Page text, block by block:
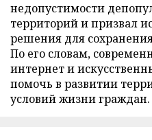
недопустимости
территорий и призвал
решения для
По его словам,
интернет и
помочь в развитии
условий жизни граждан.